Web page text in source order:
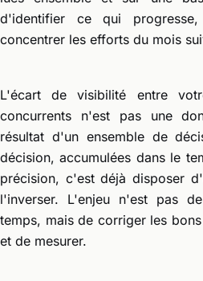
d'identifier ce qui
concentrer les efforts du mois
L'écart de visibilité entre
concurrents n'est pas une
résultat d'un ensemble de
décision, accumulées dans le
précision, c'est déjà disposer
l'inverser. L'enjeu n'est pas
temps, mais de corriger les
et de mesurer.